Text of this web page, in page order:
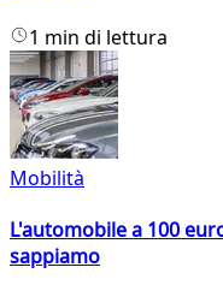
1 min di lettura
Mobilità
L'automobile a 100
sappiamo